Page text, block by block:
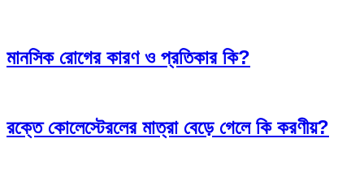
মানসিক রোগের কারণ ও প্রতিকার কি?
রক্তে কোলেস্টেরলের মাত্রা বেড়ে গেলে কি করণীয়?